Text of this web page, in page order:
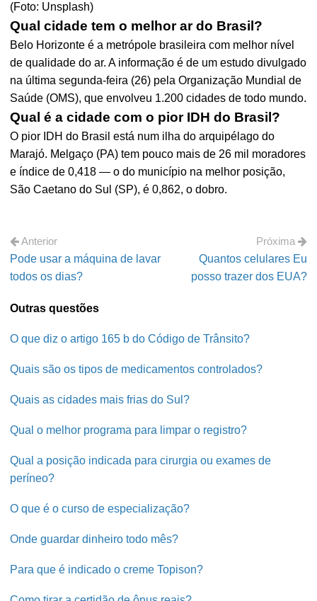
(Foto: Unsplash)
Qual cidade tem o melhor ar do Brasil?
Belo Horizonte é a metrópole brasileira com melhor nível
de qualidade do ar. A informação é de um estudo divulgado
na última segunda-feira (26) pela Organização Mundial de
Saúde (OMS), que envolveu 1.200 cidades de todo mundo.
Qual é a cidade com o pior IDH do Brasil?
O pior IDH do Brasil está num ilha do arquipélago do
Marajó. Melgaço (PA) tem pouco mais de 26 mil moradores
e índice de 0,418 — o do município na melhor posição,
São Caetano do Sul (SP), é 0,862, o dobro.
Anterior
Pode usar a máquina de lavar
todos os dias?
Próxima
Quantos celulares Eu
posso trazer dos EUA?
Outras questões
O que diz o artigo 165 b do Código de Trânsito?
Quais são os tipos de medicamentos controlados?
Quais as cidades mais frias do Sul?
Qual o melhor programa para limpar o registro?
Qual a posição indicada para cirurgia ou exames de
períneo?
O que é o curso de especialização?
Onde guardar dinheiro todo mês?
Para que é indicado o creme Topison?